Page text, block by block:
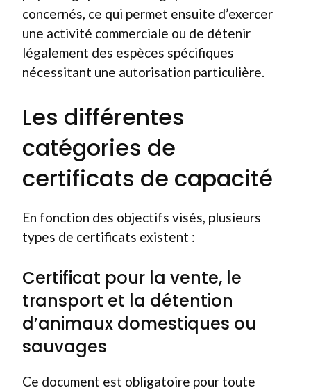
concernés, ce qui permet ensuite d’exercer
une activité commerciale ou de détenir
légalement des espèces spécifiques
nécessitant une autorisation particulière.
Les différentes
catégories de
certificats de capacité
En fonction des objectifs visés, plusieurs
types de certificats existent :
Certificat pour la vente, le
transport et la détention
d’animaux domestiques ou
sauvages
Ce document est obligatoire pour toute